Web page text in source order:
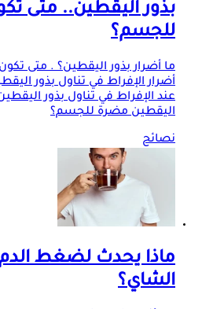
بذور اليقطين.. متى
للجسم؟
ما أضرار بذور اليقطين؟ . متى
أضرار الإفراط في تناول بذور
عند الإفراط في تناول بذور
اليقطين مضرة للجسم؟
نصائح
ماذا يحدث لضغط
الشاي؟